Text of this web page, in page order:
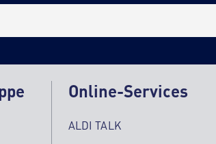
Online-Services
ALDI TALK